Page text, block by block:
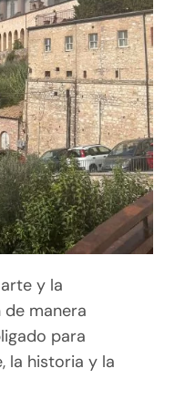
y la
manera
para
la historia y la